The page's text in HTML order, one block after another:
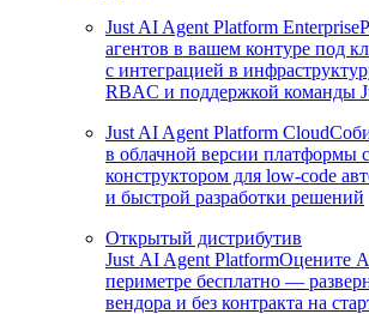
Just AI Agent Platform Enterprise
агентов в вашем контуре под
с интеграцией в
RBAC и поддержкой команды
Just AI Agent Platform Cloud
в облачной версии платформы
конструктором для low-code
и быстрой разработки решений
Открытый дистрибутив
Just AI Agent PlatformОцените
периметре бесплатно —
вендора и без контракта на